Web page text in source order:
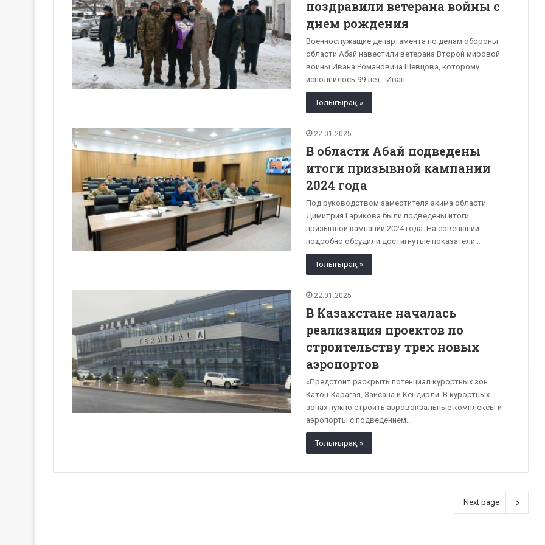
поздравили ветерана войны с
днем рождения
Военнослужащие департамента по делам обороны
области Абай навестили ветерана Второй мировой
войны Ивана Романовича Шевцова, которому
исполнилось 99 лет. Иван…
Толығырақ »
22.01.2025
В области Абай подведены
итоги призывной кампании
2024 года
Под руководством заместителя акима области
Димитрия Гарикова были подведены итоги
призывной кампании 2024 года. На совещании
подробно обсудили достигнутые показатели…
Толығырақ »
22.01.2025
В Казахстане началась
реализация проектов по
строительству трех новых
аэропортов
«Предстоит раскрыть потенциал курортных зон
Катон-Карагая, Зайсана и Кендирли. В курортных
зонах нужно строить аэровокзальные комплексы и
аэропорты с подведением…
Толығырақ »
Next page